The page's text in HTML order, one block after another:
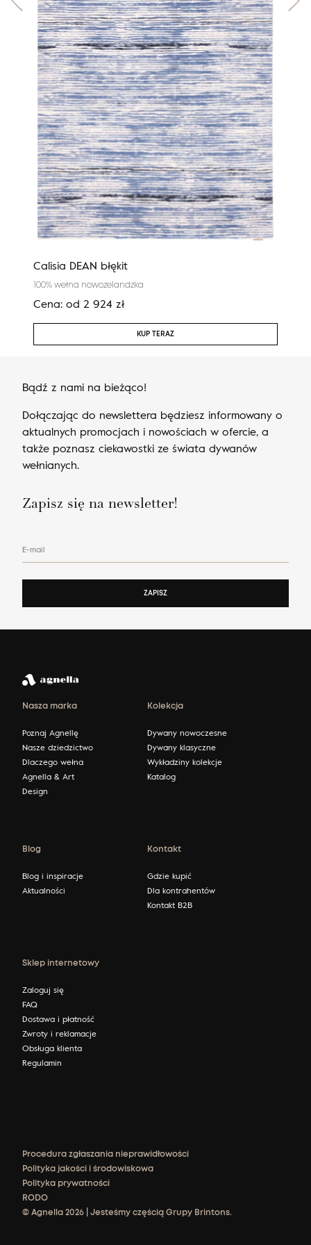
Calisia DEAN błękit
100% wełna nowozelandzka
Cena: od 2 924 zł
KUP TERAZ
Bądź z nami na bieżąco!
Dołączając do newslettera będziesz informowany o
aktualnych promocjach i nowościach w ofercie, a
także poznasz ciekawostki ze świata dywanów
wełnianych.
Zapisz się na newsletter!
E-mail
ZAPISZ
Nasza marka
Poznaj Agnellę
Nasze dziedzictwo
Dlaczego wełna
Agnella & Art
Design
Kolekcja
Dywany nowoczesne
Dywany klasyczne
Wykładziny kolekcje
Katalog
Blog
Blog i inspiracje
Aktualności
Kontakt
Gdzie kupić
Dla kontrahentów
Kontakt B2B
Sklep internetowy
Zaloguj się
FAQ
Dostawa i płatność
Zwroty i reklamacje
Obsługa klienta
Regulamin
Procedura zgłaszania nieprawidłowości
Polityka jakości i środowiskowa
Polityka prywatności
RODO
© Agnella 2026 | Jesteśmy częścią Grupy Brintons.